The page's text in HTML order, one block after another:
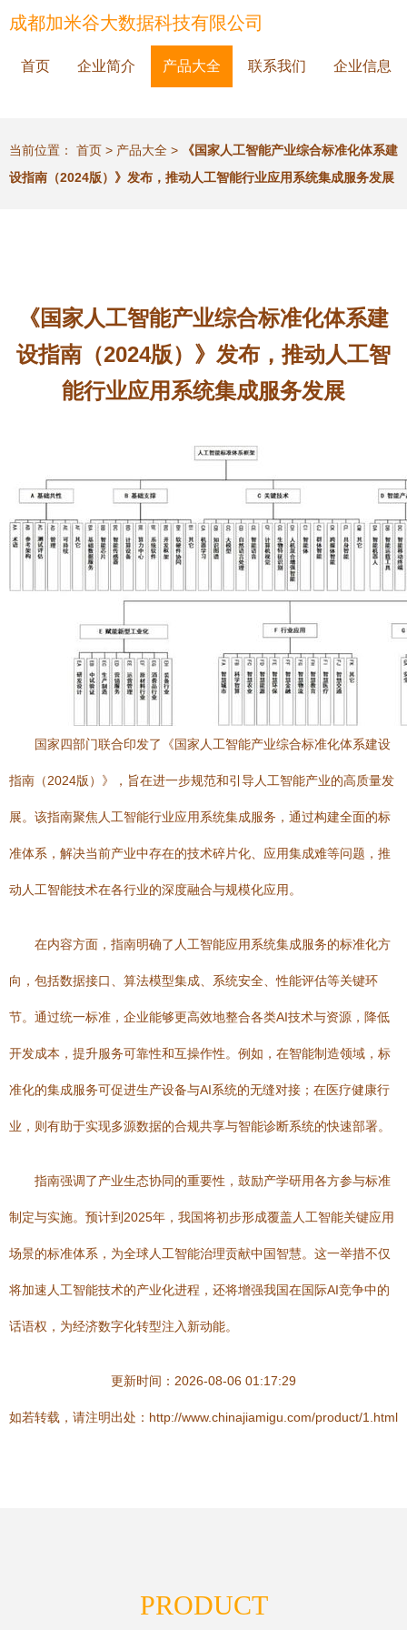
成都加米谷大数据科技有限公司
首页 企业简介 产品大全 联系我们 企业信息
当前位置： 首页 > 产品大全 >
《国家人工智能产业综合标准化体系建
设指南（2024版）》发布，推动人工智能行业应用系统集成服务发展
《国家人工智能产业综合标准化体系建
设指南（2024版）》发布，推动人工智
能行业应用系统集成服务发展
国家四部门联合印发了《国家人工智能产业综合标准化体系建设
指南（2024版）》，旨在进一步规范和引导人工智能产业的高质量发
展。该指南聚焦人工智能行业应用系统集成服务，通过构建全面的标
准体系，解决当前产业中存在的技术碎片化、应用集成难等问题，推
动人工智能技术在各行业的深度融合与规模化应用。
在内容方面，指南明确了人工智能应用系统集成服务的标准化方
向，包括数据接口、算法模型集成、系统安全、性能评估等关键环
节。通过统一标准，企业能够更高效地整合各类AI技术与资源，降低
开发成本，提升服务可靠性和互操作性。例如，在智能制造领域，标
准化的集成服务可促进生产设备与AI系统的无缝对接；在医疗健康行
业，则有助于实现多源数据的合规共享与智能诊断系统的快速部署。
指南强调了产业生态协同的重要性，鼓励产学研用各方参与标准
制定与实施。预计到2025年，我国将初步形成覆盖人工智能关键应用
场景的标准体系，为全球人工智能治理贡献中国智慧。这一举措不仅
将加速人工智能技术的产业化进程，还将增强我国在国际AI竞争中的
话语权，为经济数字化转型注入新动能。
更新时间：2026-08-06 01:17:29
如若转载，请注明出处：http://www.chinajiamigu.com/product/1.html
PRODUCT